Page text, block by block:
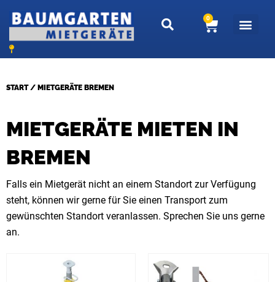
Inhalt
springen
0
W
r
r
START/ MIETGERÄTE BREMEN
MIETGERÄTE MIETEN IN
BREMEN
Falls ein Mietgerät nicht an einem Standort zur Verfügung
steht, können wir gerne für Sie einen Transport zum
gewünschten Standort veranlassen. Sprechen Sie uns gerne
an.